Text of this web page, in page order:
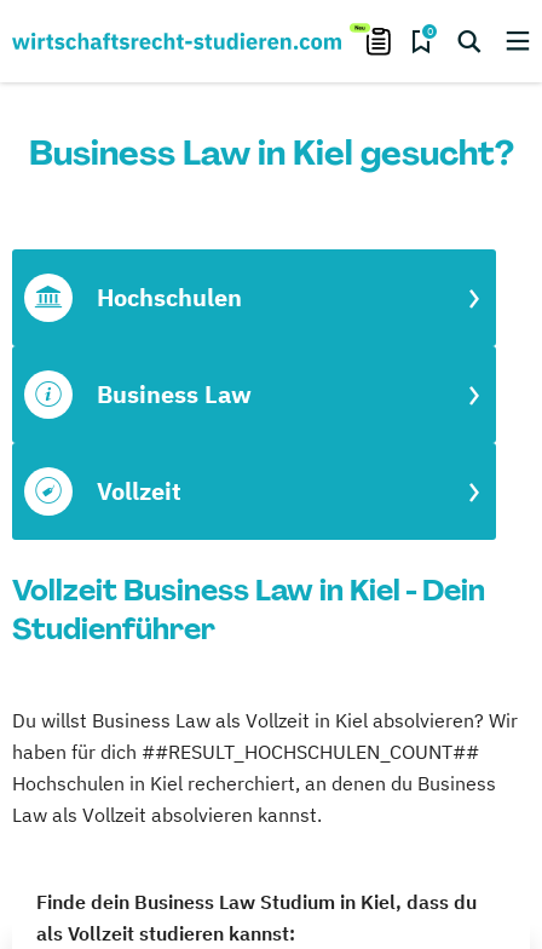
0
Business Law in Kiel gesucht?
Vollzeit
Business Law
Hochschulen
Vollzeit Business Law in Kiel - Dein
Studienführer
Du willst Business Law als Vollzeit in Kiel absolvieren? Wir
haben für dich ##RESULT_HOCHSCHULEN_COUNT##
Hochschulen in Kiel recherchiert, an denen du Business
Law als Vollzeit absolvieren kannst.
Finde dein Business Law Studium in Kiel, dass du
als Vollzeit studieren kannst: